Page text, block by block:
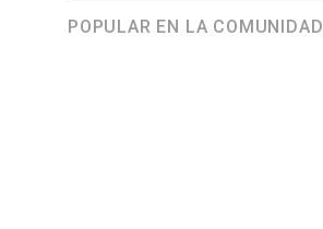
POPULAR EN LA COMUNIDAD